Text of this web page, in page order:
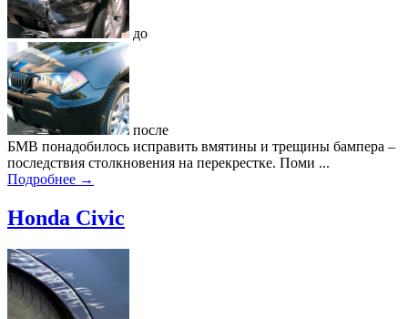
до
после
БМВ понадобилось исправить вмятины и трещины бампера –
последствия столкновения на перекрестке. Поми ...
Подробнее →
Honda Civic